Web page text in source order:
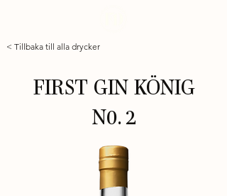
< Tillbaka till alla drycker
FIRST GIN KÖNIG
N0. 2